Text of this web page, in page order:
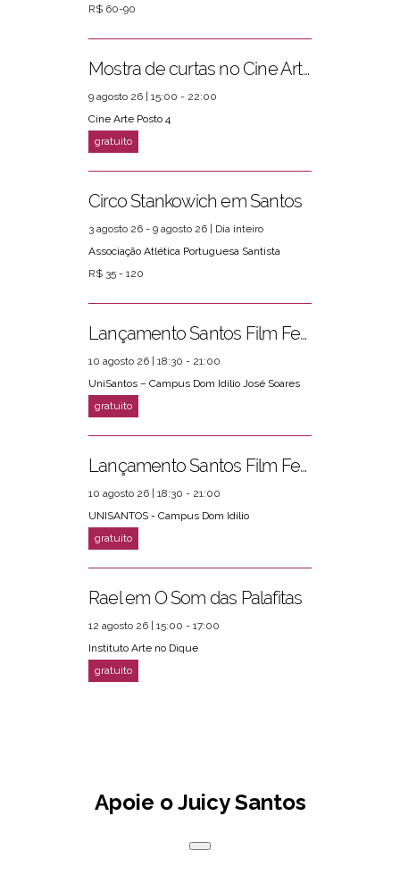
PRÓXIMOS EVENTOS
R$ 60-90
Mostra de curtas no Cine Arte Posto 4
9 agosto 26 | 15:00 - 22:00
Cine Arte Posto 4
Circo Stankowich em Santos
3 agosto 26 - 9 agosto 26 | Dia inteiro
Associação Atlética Portuguesa Santista
R$ 35 - 120
Lançamento Santos Film Fest
10 agosto 26 | 18:30 - 21:00
UniSantos – Campus Dom Idílio José Soares
Lançamento Santos Film Fest
10 agosto 26 | 18:30 - 21:00
UNISANTOS - Campus Dom Idílio
Rael em O Som das Palafitas
12 agosto 26 | 15:00 - 17:00
Instituto Arte no Dique
Apoie o Juicy Santos